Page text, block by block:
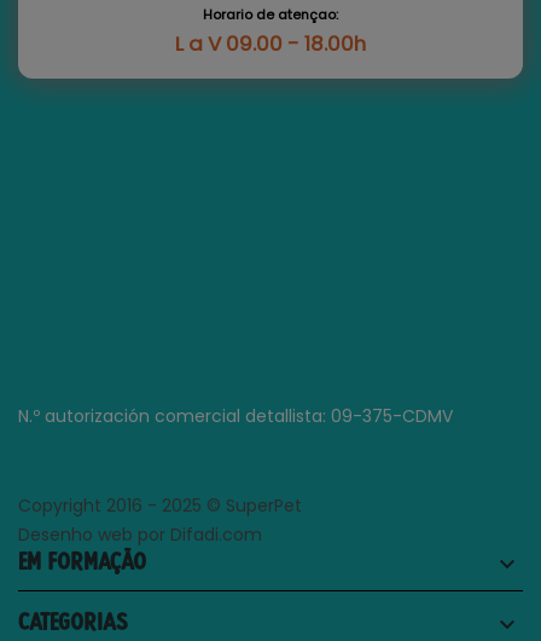
Horario de atençao:
L a V 09.00 - 18.00h
N.º autorización comercial detallista: 09-375-CDMV
Copyright 2016 - 2025 © SuperPet
Desenho web por Difadi.com
EM FORMAÇÃO keyboard_arrow_down
CATEGORIAS keyboard_arrow_down